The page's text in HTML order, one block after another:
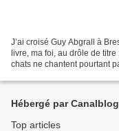
J’ai croisé Guy Abgrall à
livre, ma foi, au drôle de titre
chats ne chantent pourtant
Hébergé par Canalblog
Top articles